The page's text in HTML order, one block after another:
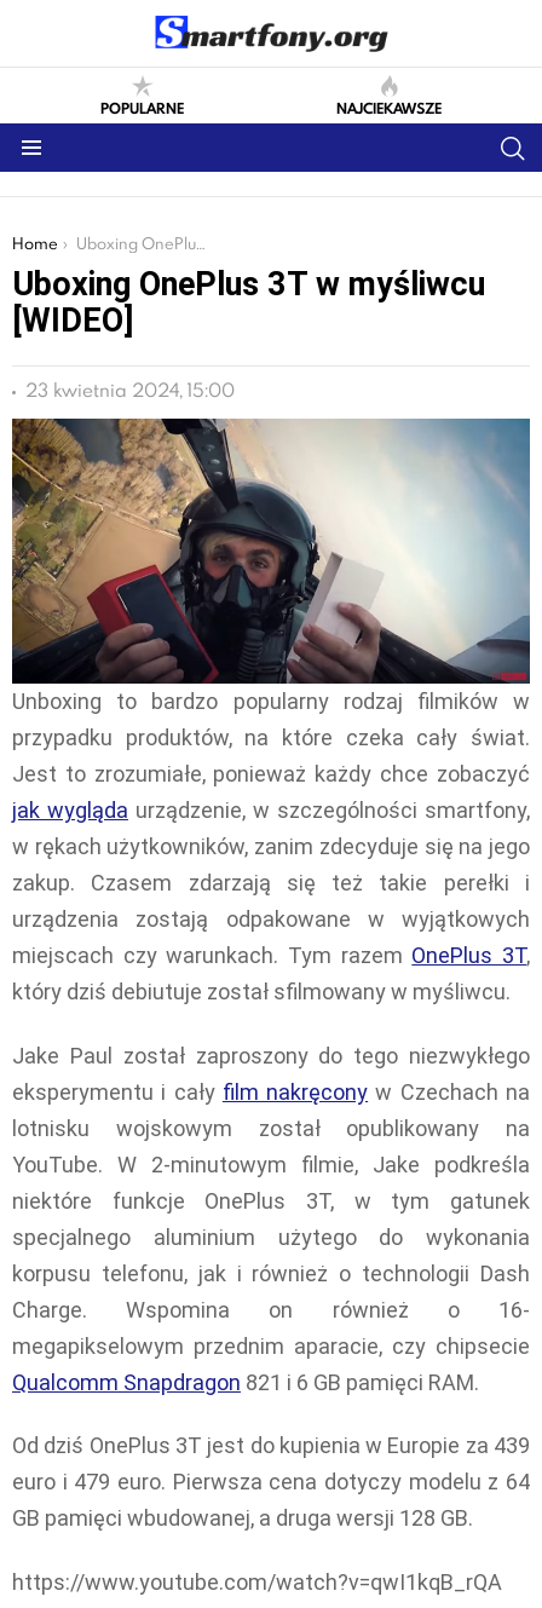
POPULARNE NAJCIEKAWSZE
You are here:
Home Uboxing OnePlus 3T w myśliwcu [WIDEO]
Uboxing OnePlus 3T w myśliwcu
[WIDEO]
23 kwietnia 2024, 15:00
Unboxing to bardzo popularny rodzaj filmików w
przypadku produktów, na które czeka cały świat.
Jest to zrozumiałe, ponieważ każdy chce zobaczyć
jak wygląda urządzenie, w szczególności smartfony,
w rękach użytkowników, zanim zdecyduje się na jego
zakup. Czasem zdarzają się też takie perełki i
urządzenia zostają odpakowane w wyjątkowych
miejscach czy warunkach. Tym razem OnePlus 3T,
który dziś debiutuje został sfilmowany w myśliwcu.
Jake Paul został zaproszony do tego niezwykłego
eksperymentu i cały film nakręcony w Czechach na
lotnisku wojskowym został opublikowany na
YouTube. W 2-minutowym filmie, Jake podkreśla
niektóre funkcje OnePlus 3T, w tym gatunek
specjalnego aluminium użytego do wykonania
korpusu telefonu, jak i również o technologii Dash
Charge. Wspomina on również o 16-
megapikselowym przednim aparacie, czy chipsecie
Qualcomm Snapdragon 821 i 6 GB pamięci RAM.
Od dziś OnePlus 3T jest do kupienia w Europie za 439
euro i 479 euro. Pierwsza cena dotyczy modelu z 64
GB pamięci wbudowanej, a druga wersji 128 GB.
https://www.youtube.com/watch?v=qwI1kqB_rQA